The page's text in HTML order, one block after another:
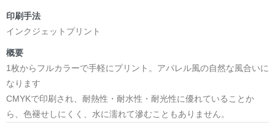
印刷手法
インクジェットプリント
概要
1枚からフルカラーで手軽にプリント。アパレル風の自然な風合いに
なります
CMYKで印刷され、耐熱性・耐水性・耐光性に優れていることか
ら、色褪せしにくく、水に濡れて滲むこともありません。